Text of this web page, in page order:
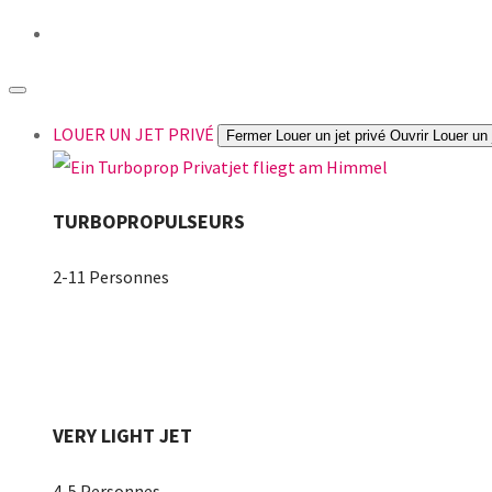
LOUER UN JET PRIVÉ Fermer Louer un jet privé Ouvrir Louer
TURBOPROPULSEURS
2-11 Personnes
VERY LIGHT JET